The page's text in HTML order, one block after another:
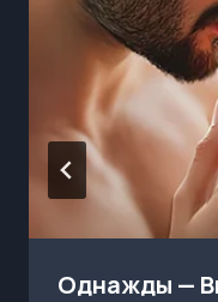
Однажды —